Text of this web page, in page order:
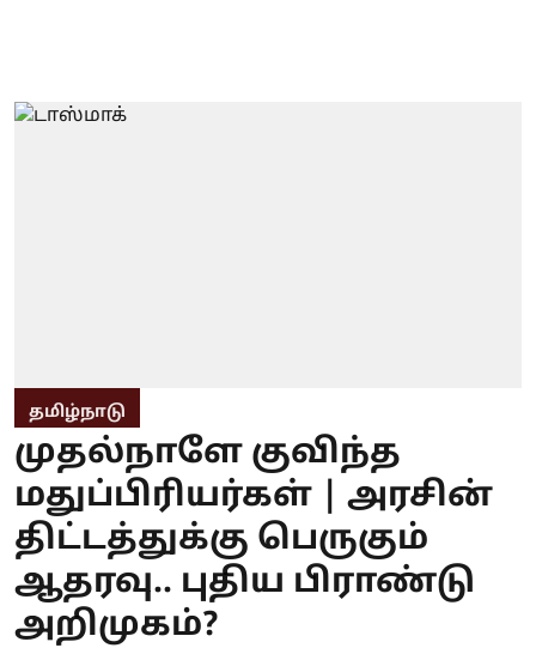
தமிழ்நாடு
முதல்நாளே குவிந்த
மதுப்பிரியர்கள் | அரசின்
திட்டத்துக்கு பெருகும்
ஆதரவு.. புதிய பிராண்டு
அறிமுகம்?